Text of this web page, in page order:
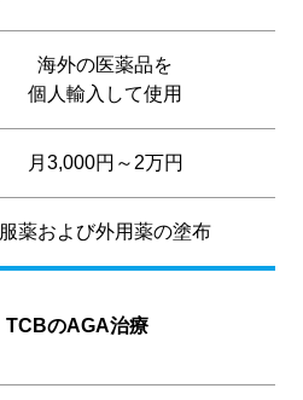
海外の医薬品を
個人輸入して使用
月3,000円～2万円
服薬および外用薬の塗布
TCBのAGA治療